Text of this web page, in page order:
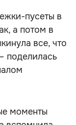
пусеты в
а потом в
все, что
поделилась
моменты